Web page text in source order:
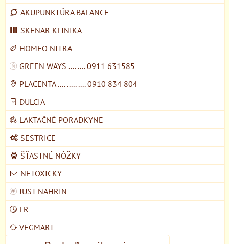
AKUPUNKTÚRA BALANCE
SKENAR KLINIKA
HOMEO NITRA
GREEN WAYS .... .... 0911 631585
PLACENTA .... ..... .... 0910 834 804
DULCIA
LAKTAČNÉ PORADKYNE
SESTRICE
ŠŤASTNÉ NÔŽKY
NETOXICKY
JUST NAHRIN
LR
VEGMART